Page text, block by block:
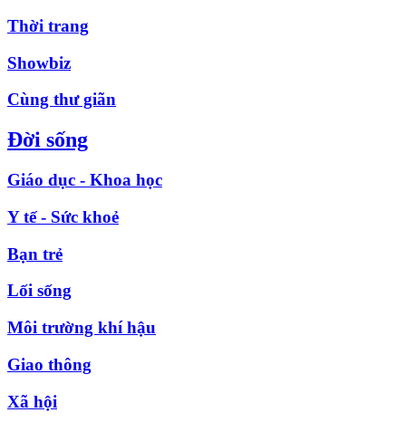
Thời trang
Showbiz
Cùng thư giãn
Đời sống
Giáo dục - Khoa học
Y tế - Sức khoẻ
Bạn trẻ
Lối sống
Môi trường khí hậu
Giao thông
Xã hội